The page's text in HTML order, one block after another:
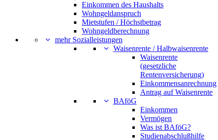
Einkommen des Haushalts
Wohngeldanspruch
Mietstufen / Höchstbetrag
Wohngeldberechnung
mehr Sozialleistungen
Waisenrente / Halbwaisenrente
Waisenrente
(gesetzliche
Rentenversicherung)
Einkommensanrechnung
Antrag auf Waisenrente
BAföG
Einkommen
Vermögen
Was ist BAföG?
Studienabschlußhilfe